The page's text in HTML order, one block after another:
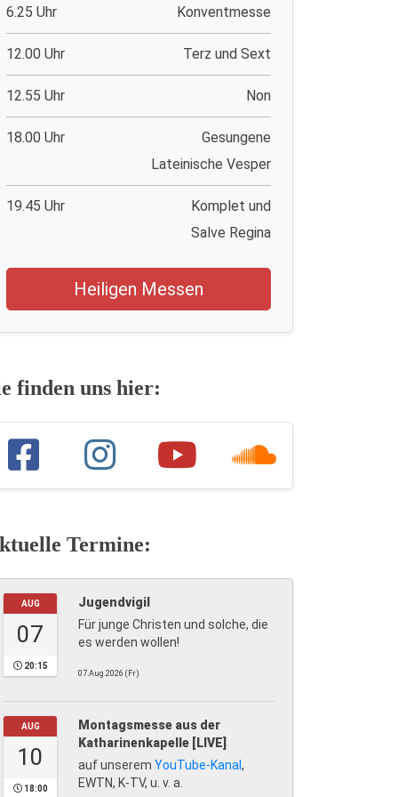
6.25 Uhr Konventmesse
12.00 Uhr Terz und Sext
12.55 Uhr Non
18.00 Uhr
Gesungene
Lateinische Vesper
19.45 Uhr
Komplet und
Salve Regina
Heiligen Messen
finden uns hier:
Termine:
AUG
07
20:15
Jugendvigil
Für junge Christen und solche, die
es werden wollen!
07.Aug.2026 (Fr)
AUG
10
18:00
Montagsmesse aus der
Katharinenkapelle [LIVE]
auf unserem YouTube-Kanal ,
EWTN, K-TV, u. v. a.